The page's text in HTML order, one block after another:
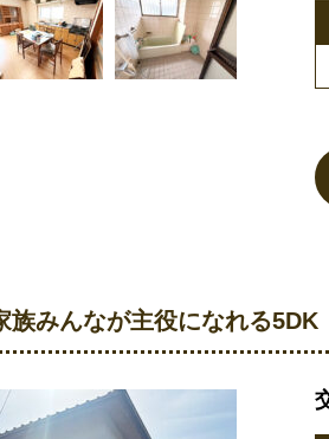
族みんなが主役になれる5DK